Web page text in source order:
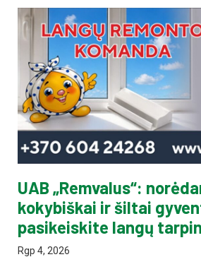
UAB „Remvalus“:
kokybiškai ir šiltai
pasikeiskite langų
Rgp 4, 2026